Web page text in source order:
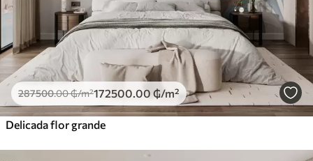
287500.00₲/m²172500 .00 ₲/m²
Delicada flor grande